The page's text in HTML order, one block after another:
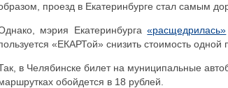
проезд в Екатеринбурге стал самым
мэрия Екатеринбурга«расщедрилась»
«ЕКАРТой» снизить стоимость одной
в Челябинске билет на муниципальные
обойдется в 18 рублей.